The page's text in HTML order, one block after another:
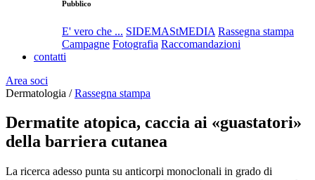
Pubblico
E' vero che ... SIDEMAStMEDIA Rassegna stampa
Campagne Fotografia Raccomandazioni
contatti
Area soci
Dermatologia /Rassegna stampa
Dermatite atopica, caccia ai «guastatori»
della barriera cutanea
La ricerca adesso punta su anticorpi monoclonali in grado di